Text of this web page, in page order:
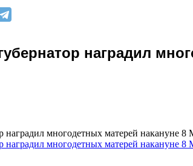
наградил
наградил многодетных матерей накануне 8